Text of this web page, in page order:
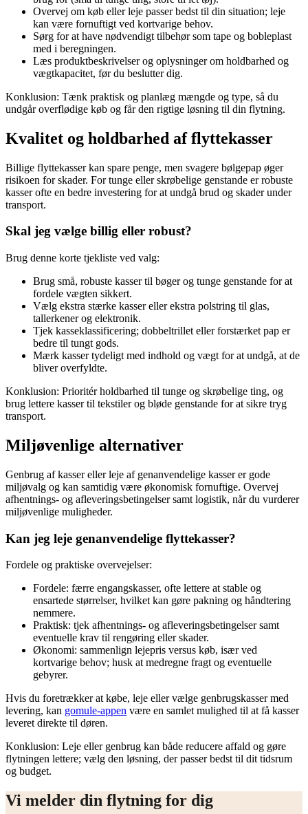
Overvej om køb eller leje passer bedst til din situation; leje
kan være fornuftigt ved kortvarige behov.
Sørg for at have nødvendigt tilbehør som tape og bobleplast
med i beregningen.
Læs produktbeskrivelser og oplysninger om holdbarhed og
vægtkapacitet, før du beslutter dig.
Konklusion: Tænk praktisk og planlæg mængde og type, så du
undgår overflødige køb og får den rigtige løsning til din flytning.
Kvalitet og holdbarhed af flyttekasser
Billige flyttekasser kan spare penge, men svagere bølgepap øger
risikoen for skader. For tunge eller skrøbelige genstande er robuste
kasser ofte en bedre investering for at undgå brud og skader under
transport.
Skal jeg vælge billig eller robust?
Brug denne korte tjekliste ved valg:
Brug små, robuste kasser til bøger og tunge genstande for at
fordele vægten sikkert.
Vælg ekstra stærke kasser eller ekstra polstring til glas,
tallerkener og elektronik.
Tjek kasseklassificering; dobbeltrillet eller forstærket pap er
bedre til tungt gods.
Mærk kasser tydeligt med indhold og vægt for at undgå, at de
bliver overfyldte.
Konklusion: Prioritér holdbarhed til tunge og skrøbelige ting, og
brug lettere kasser til tekstiler og bløde genstande for at sikre tryg
transport.
Miljøvenlige alternativer
Genbrug af kasser eller leje af genanvendelige kasser er gode
miljøvalg og kan samtidig være økonomisk fornuftige. Overvej
afhentnings- og afleveringsbetingelser samt logistik, når du vurderer
miljøvenlige muligheder.
Kan jeg leje genanvendelige flyttekasser?
Fordele og praktiske overvejelser:
Fordele: færre engangskasser, ofte lettere at stable og
ensartede størrelser, hvilket kan gøre pakning og håndtering
nemmere.
Praktisk: tjek afhentnings- og afleveringsbetingelser samt
eventuelle krav til rengøring eller skader.
Økonomi: sammenlign lejepris versus køb, især ved
kortvarige behov; husk at medregne fragt og eventuelle
gebyrer.
Hvis du foretrækker at købe, leje eller vælge genbrugskasser med
levering, kan gomule-appen være en samlet mulighed til at få kasser
leveret direkte til døren.
Konklusion: Leje eller genbrug kan både reducere affald og gøre
flytningen lettere; vælg den løsning, der passer bedst til dit tidsrum
og budget.
Vi melder din flytning for dig